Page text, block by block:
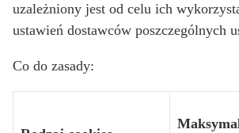
uzależniony jest od celu ich
ustawień dostawców poszczególnych
Co do zasady: